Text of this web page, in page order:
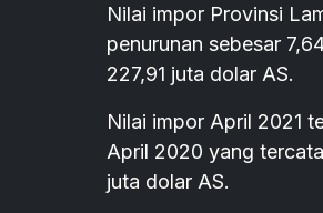
Nilai impor Provinsi
penurunan sebesar
227,91 juta dolar AS.
Nilai impor April 2021
April 2020 yang
juta dolar AS.